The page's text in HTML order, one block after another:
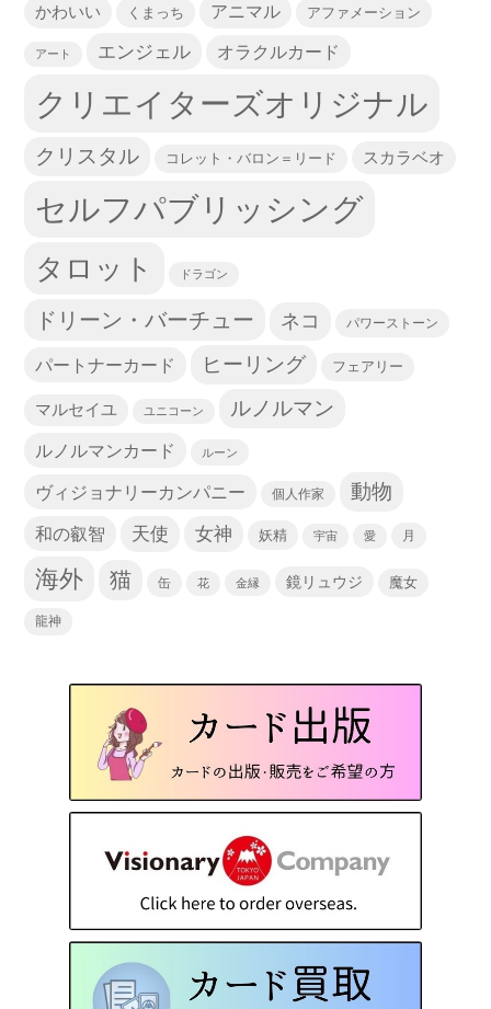
かわいい くまっち アニマル アファメーション
アート エンジェル オラクルカード
クリエイターズオリジナル
クリスタル コレット・バロン＝リード スカラベオ
セルフパブリッシング
タロット ドラゴン
ドリーン・バーチュー ネコ パワーストーン
パートナーカード ヒーリング フェアリー
マルセイユ ユニコーン ルノルマン
ルノルマンカード ルーン
ヴィジョナリーカンパニー 個人作家 動物
和の叡智 天使 女神 妖精 宇宙 愛 月
海外 猫 缶 花 金縁 鏡リュウジ 魔女
龍神